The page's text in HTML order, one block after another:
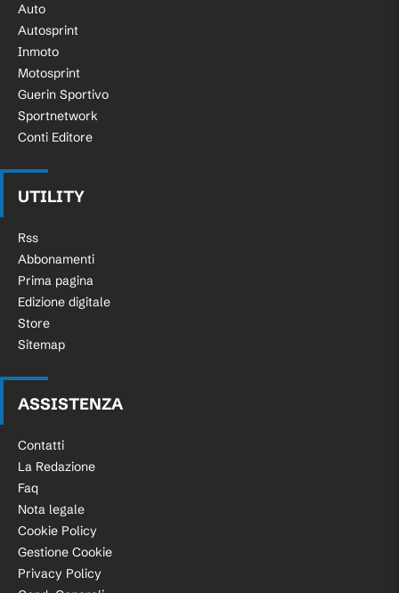
Auto
Autosprint
Inmoto
Motosprint
Guerin Sportivo
Sportnetwork
Conti Editore
UTILITY
Rss
Abbonamenti
Prima pagina
Edizione digitale
Store
Sitemap
ASSISTENZA
Contatti
La Redazione
Faq
Nota legale
Cookie Policy
Gestione Cookie
Privacy Policy